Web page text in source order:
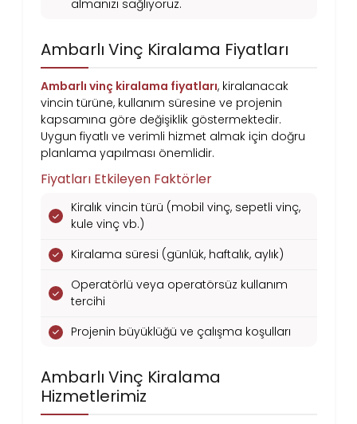
almanızı sağlıyoruz.
Ambarlı Vinç Kiralama Fiyatları
Ambarlı vinç kiralama fiyatları, kiralanacak
vincin türüne, kullanım süresine ve projenin
kapsamına göre değişiklik göstermektedir.
Uygun fiyatlı ve verimli hizmet almak için doğru
planlama yapılması önemlidir.
Fiyatları Etkileyen Faktörler
Kiralık vincin türü (mobil vinç, sepetli vinç,
kule vinç vb.)
Kiralama süresi (günlük, haftalık, aylık)
Operatörlü veya operatörsüz kullanım
tercihi
Projenin büyüklüğü ve çalışma koşulları
Ambarlı Vinç Kiralama
Hizmetlerimiz